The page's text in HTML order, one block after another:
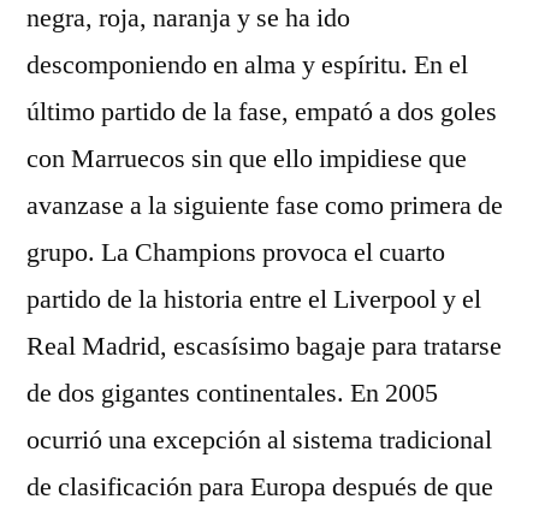
negra, roja, naranja y se ha ido
descomponiendo en alma y espíritu. En el
último partido de la fase, empató a dos goles
con Marruecos sin que ello impidiese que
avanzase a la siguiente fase como primera de
grupo. La Champions provoca el cuarto
partido de la historia entre el Liverpool y el
Real Madrid, escasísimo bagaje para tratarse
de dos gigantes continentales. En 2005
ocurrió una excepción al sistema tradicional
de clasificación para Europa después de que